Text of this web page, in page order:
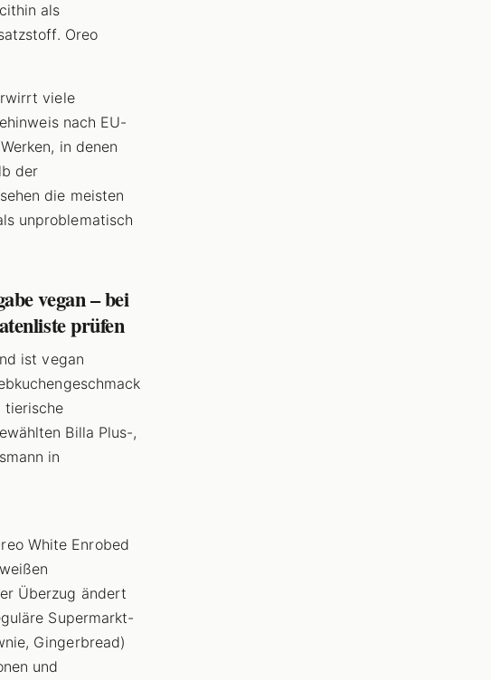
als
Oreo
viele
nach EU-
in denen
der
sehen die meisten
unproblematisch
vegan – bei
prüfen
ist vegan
tierische
Billa Plus-,
in
White Enrobed
Überzug ändert
Supermarkt-
Gingerbread)
und